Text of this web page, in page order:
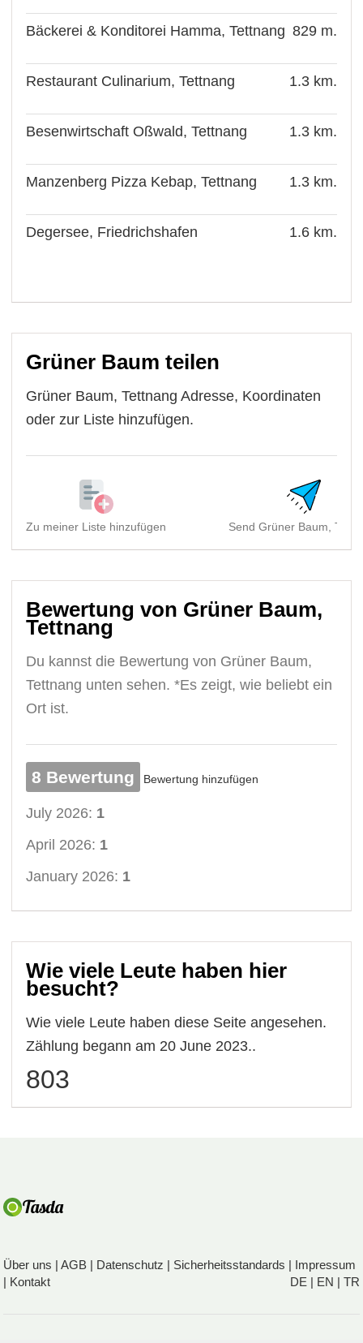
Bäckerei & Konditorei Hamma, Tettnang 829 m.
Restaurant Culinarium, Tettnang 1.3 km.
Besenwirtschaft Oßwald, Tettnang 1.3 km.
Manzenberg Pizza Kebap, Tettnang 1.3 km.
Degersee, Friedrichshafen 1.6 km.
Grüner Baum teilen
Grüner Baum, Tettnang Adresse, Koordinaten
oder zur Liste hinzufügen.
Zu meiner Liste hinzufügen Send Grüner Baum,
Bewertung von Grüner Baum,
Tettnang
Du kannst die Bewertung von Grüner Baum,
Tettnang unten sehen. *Es zeigt, wie beliebt ein
Ort ist.
8 Bewertung Bewertung hinzufügen
July 2026: 1
April 2026: 1
January 2026: 1
Wie viele Leute haben hier
besucht?
Wie viele Leute haben diese Seite angesehen.
Zählung begann am 20 June 2023..
803
Über uns |AGB | Datenschutz | Sicherheitsstandards | Impressum
| Kontakt DE | EN | TR